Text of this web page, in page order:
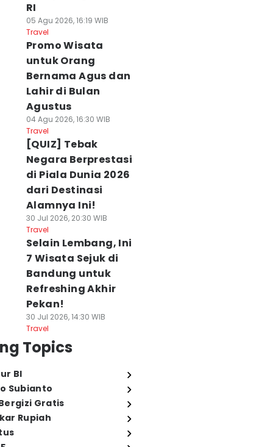
RI
05 Agu 2026, 16:19 WIB
Travel
Promo Wisata
untuk Orang
Bernama Agus dan
Lahir di Bulan
Agustus
04 Agu 2026, 16:30 WIB
Travel
[QUIZ] Tebak
Negara Berprestasi
di Piala Dunia 2026
dari Destinasi
Alamnya Ini!
30 Jul 2026, 20:30 WIB
Travel
Selain Lembang, Ini
7 Wisata Sejuk di
Bandung untuk
Refreshing Akhir
Pekan!
30 Jul 2026, 14:30 WIB
Travel
Topics
BI
Subianto
Gratis
Rupiah